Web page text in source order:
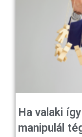
Ha valaki
manipulál